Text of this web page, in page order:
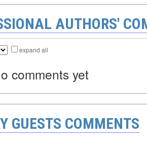
AUTHORS'
expand all
comments yet
GUESTS COMMENTS